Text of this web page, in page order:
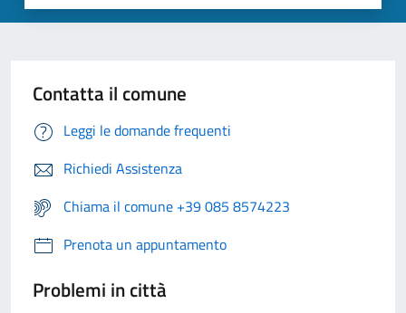
Contatta il comune
Leggi le domande frequenti
Richiedi Assistenza
Chiama il comune +39 085 8574223
Prenota un appuntamento
Problemi in città